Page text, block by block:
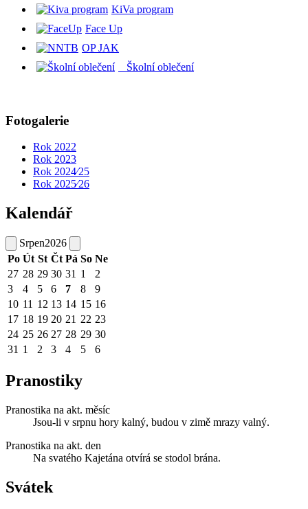
KiVa program
Face Up
OP JAK
Školní oblečení
Fotogalerie
Rok 2022
Rok 2023
Rok 2024⁄25
Rok 2025⁄26
Kalendář
Srpen2026
Po Út St Čt Pá So Ne
27 28 29 30 31 1
2
3
4 5 6 7 8
9
10 11 12 13 14 15 16
17 18 19 20 21 22 23
24 25 26 27 28 29 30
31 1 2 3 4 5 6
Pranostiky
Pranostika na akt. měsíc
Jsou-li v srpnu hory kalný, budou v zimě mrazy valný.
Pranostika na akt. den
Na svatého Kajetána otvírá se stodol brána.
Svátek